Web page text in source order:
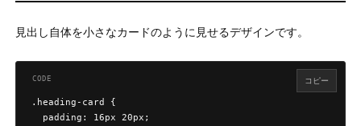
見出し自体を小さなカードのように見せるデザインです。
.heading-card {
  padding: 16px 20px;
コピー